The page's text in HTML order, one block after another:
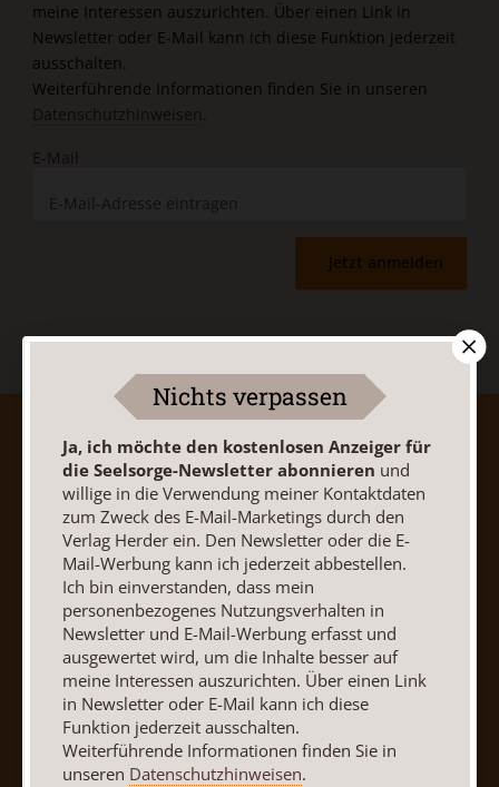
meine Interessen auszurichten. Über einen Link in
Newsletter oder E-Mail kann ich diese Funktion jederzeit
ausschalten.
Weiterführende Informationen finden Sie in unseren
Datenschutzhinweisen.
E-Mail
Jetzt anmelden
AGB und Widerrufsbelehrung
Datenschutz
Barrierefreiheit
Impressum
Vertrag widerrufen Abo online kündigen
Nichts verpassen
Ja, ich möchte den kostenlosen Anzeiger für
die Seelsorge-Newsletter abonnieren und
willige in die Verwendung meiner Kontaktdaten
zum Zweck des E-Mail-Marketings durch den
Verlag Herder ein. Den Newsletter oder die E-
Mail-Werbung kann ich jederzeit abbestellen.
Ich bin einverstanden, dass mein
personenbezogenes Nutzungsverhalten in
Newsletter und E-Mail-Werbung erfasst und
ausgewertet wird, um die Inhalte besser auf
meine Interessen auszurichten. Über einen Link
in Newsletter oder E-Mail kann ich diese
Funktion jederzeit ausschalten.
Weiterführende Informationen finden Sie in
unseren Datenschutzhinweisen.